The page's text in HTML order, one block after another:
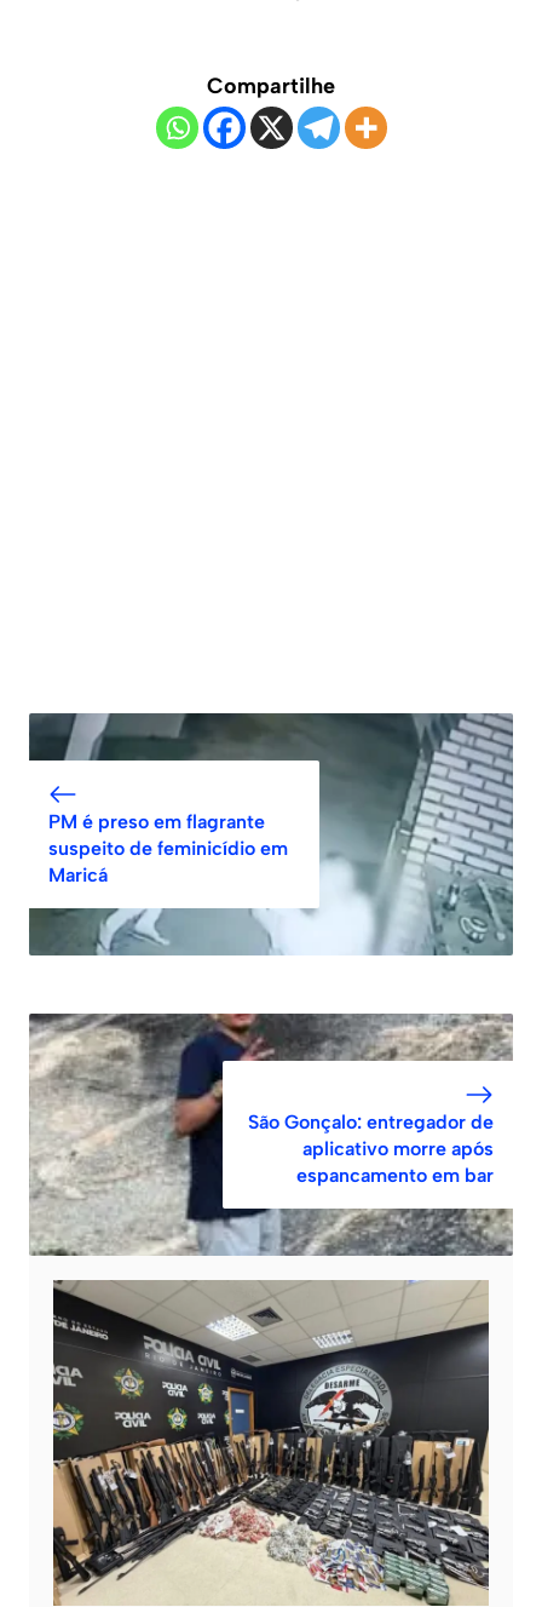
Compartilhe
PM é preso em flagrante
suspeito de feminicídio em
Maricá
São Gonçalo: entregador de
aplicativo morre após
espancamento em bar